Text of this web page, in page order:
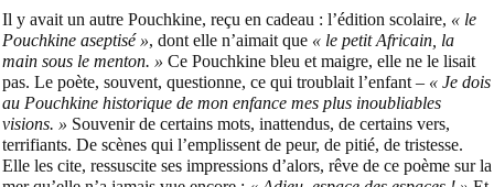
Il y avait un autre Pouchkine, reçu en cadeau : l’édition scolaire, « le
Pouchkine aseptisé », dont elle n’aimait que « le petit Africain, la
main sous le menton. » Ce Pouchkine bleu et maigre, elle ne le lisait
pas. Le poète, souvent, questionne, ce qui troublait l’enfant – « Je dois
au Pouchkine historique de mon enfance mes plus inoubliables
visions. » Souvenir de certains mots, inattendus, de certains vers,
terrifiants. De scènes qui l’emplissent de peur, de pitié, de tristesse.
Elle les cite, ressuscite ses impressions d’alors, rêve de ce poème sur la